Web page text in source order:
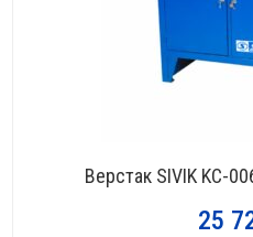
Верстак SIVIK KC-
25